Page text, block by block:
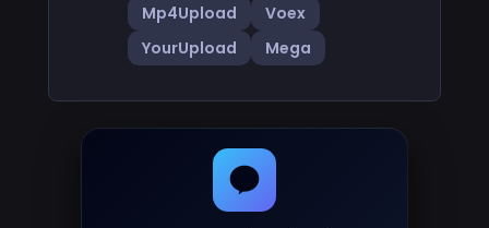
Mp4Upload
Voex
YourUpload
Mega